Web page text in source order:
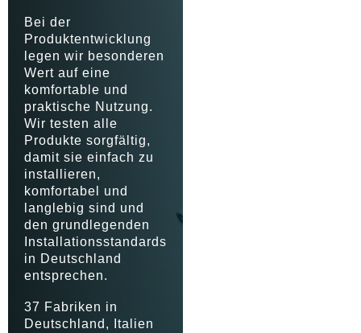
Bei der
Produktentwicklung
legen wir besonderen
Wert auf eine
komfortable und
praktische Nutzung.
Wir testen alle
Produkte sorgfältig,
damit sie einfach zu
installieren,
komfortabel und
langlebig sind und
den grundlegenden
Installationsstandards
in Deutschland
entsprechen.
37 Fabriken in
Deutschland, Italien